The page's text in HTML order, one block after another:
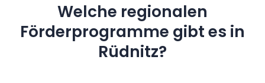
Welche regionalen
Förderprogramme gibt es in
Rüdnitz?